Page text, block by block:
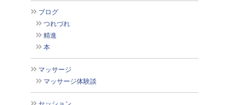
ブログ
つれづれ
精進
本
マッサージ
マッサージ体験談